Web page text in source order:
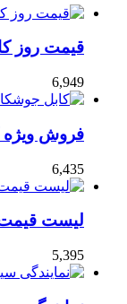
قیمت روز
6,949
فروش ویژه
6,435
لیست قیمت
5,395